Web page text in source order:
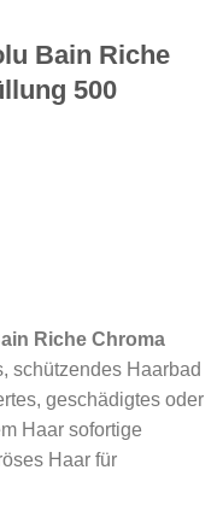
Bain Riche
500
Riche Chroma
schützendes Haarbad
geschädigtes oder
Haar sofortige
Haar für